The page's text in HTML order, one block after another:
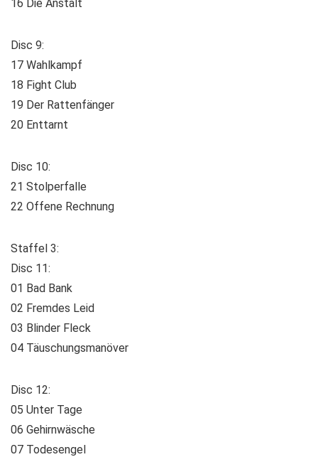
16 Die Anstalt
Disc 9:
17 Wahlkampf
18 Fight Club
19 Der Rattenfänger
20 Enttarnt
Disc 10:
21 Stolperfalle
22 Offene Rechnung
Staffel 3:
Disc 11:
01 Bad Bank
02 Fremdes Leid
03 Blinder Fleck
04 Täuschungsmanöver
Disc 12:
05 Unter Tage
06 Gehirnwäsche
07 Todesengel